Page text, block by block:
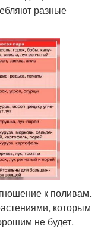
разные
к поливам.
которым
не будет.